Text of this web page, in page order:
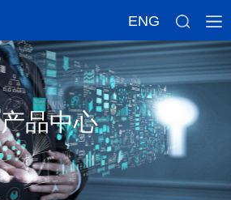
ENG
产品中心